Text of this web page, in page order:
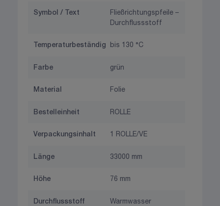
Symbol / Text
Fließrichtungspfeile –
Durchflussstoff
Temperaturbeständig bis 130 °C
Farbe grün
Material Folie
Bestelleinheit ROLLE
Verpackungsinhalt 1 ROLLE/VE
Länge 33000 mm
Höhe 76 mm
Durchflussstoff
Warmwasser